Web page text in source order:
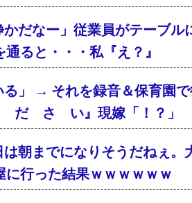
だなー」従業員がテーブル
ると・・・私『え？』
」 → それを録音＆保育園
さ い』現嫁「！？」
朝までになりそうだねぇ。
に行った結果ｗｗｗｗｗｗ